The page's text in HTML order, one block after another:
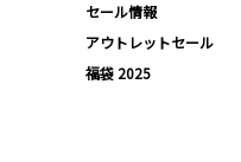
セール情報
アウトレットセール
福袋 2025